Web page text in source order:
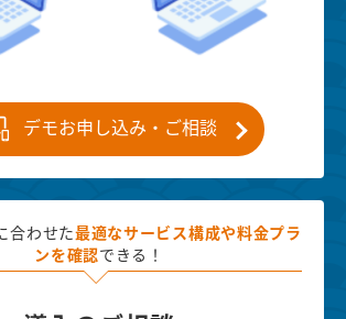
デモお申し込み・ご相談
合わせた最適なサービス構成や料金プラ
ンを確認 できる！